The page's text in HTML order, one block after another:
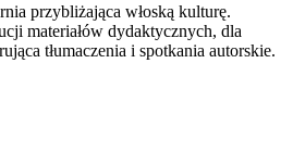
przybliżająca włoską kulturę.
materiałów dydaktycznych, dla
tłumaczenia i spotkania autorskie.